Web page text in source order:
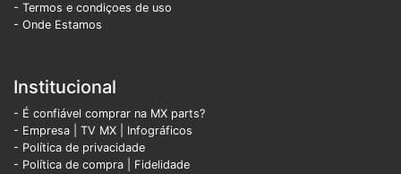
- Termos e condiçoes de uso
- Onde Estamos
Institucional
- É confiável comprar na MX parts?
- Empresa
TV MX
Infográficos
- Política de privacidade
- Política de compra | Fidelidade